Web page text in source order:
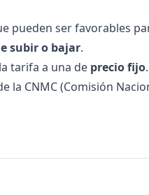
pueden ser favorables
subir o bajar.
tarifa a una de precio fijo.
la CNMC (Comisión